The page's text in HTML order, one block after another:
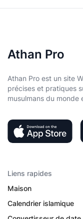
Athan Pro
Athan Pro est un site
précises et pratiques
musulmans du monde
Liens rapides
Maison
Calendrier islamique